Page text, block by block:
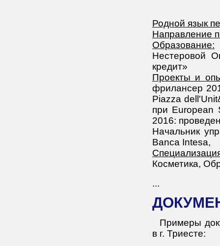
Родной язык
Направление
Образование:
Нестеровой
кредит»
Проекты и
фрилансер
Piazza
при European
2016:
Начальник
Banca Intesa,
Косметика,
...
Примеры
в г. Триесте: